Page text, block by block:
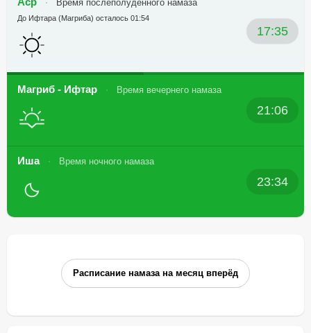
Время послеполуденного намаза
17:35
До Ифтара (Магриба) осталось 01:54
Магриб - Ифтар Время вечернего намаза
21:06
Иша Время ночного намаза
23:34
Расписание намаза на месяц вперёд